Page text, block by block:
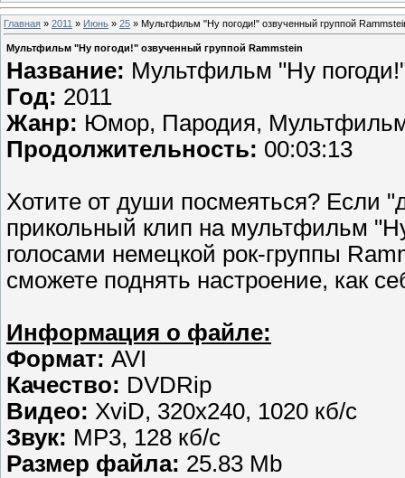
Главная » 2011 » Июнь » 25 » Мультфильм "Ну погоди!" озвученный группой
Мультфильм "Ну погоди!" озвученный группой Rammstein
Название: Мультфильм "Ну
Год: 2011
Жанр: Юмор, Пародия,
Продолжительность: 00:03:13
Хотите от души посмеяться? Если
прикольный клип на мультфильм
голосами немецкой рок-группы
сможете поднять настроение, как
Информация о файле:
Формат: AVI
Качество: DVDRip
Видео: XviD, 320х240, 1020 кб/с
Звук: MP3, 128 кб/с
Размер файла: 25.83 Mb